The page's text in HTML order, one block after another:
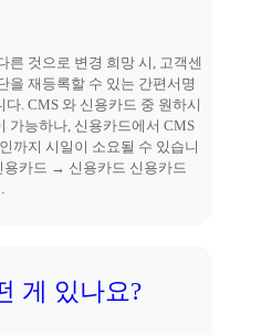
른 것으로 변경 희망 시, 고객센
을 재등록할 수 있는 간편서명
. CMS 와 신용카드 중 원하시
가능하나, 신용카드에서 CMS
까지 시일이 소요될 수 있습니
카드 → 신용카드 신용카드
게 있나요?